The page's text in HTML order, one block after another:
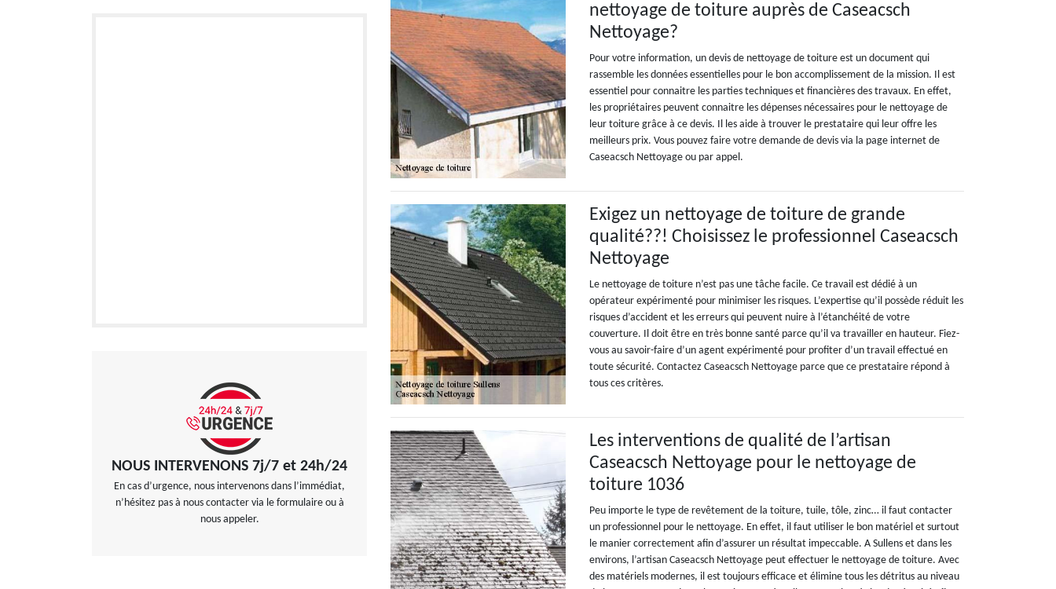
NOUS INTERVENONS 7j/7 et 24h/24
En cas d’urgence, nous intervenons dans l’immédiat,
n’hésitez pas à nous contacter via le formulaire ou à
nous appeler.
nettoyage de toiture auprès de Caseacsch
Nettoyage?
Pour votre information, un devis de nettoyage de toiture est un document qui
rassemble les données essentielles pour le bon accomplissement de la mission. Il est
essentiel pour connaitre les parties techniques et financières des travaux. En effet,
les propriétaires peuvent connaitre les dépenses nécessaires pour le nettoyage de
leur toiture grâce à ce devis. Il les aide à trouver le prestataire qui leur offre les
meilleurs prix. Vous pouvez faire votre demande de devis via la page internet de
Caseacsch Nettoyage ou par appel.
Exigez un nettoyage de toiture de grande
qualité??! Choisissez le professionnel Caseacsch
Nettoyage
Le nettoyage de toiture n’est pas une tâche facile. Ce travail est dédié à un
opérateur expérimenté pour minimiser les risques. L’expertise qu’il possède réduit les
risques d’accident et les erreurs qui peuvent nuire à l’étanchéité de votre
couverture. Il doit être en très bonne santé parce qu’il va travailler en hauteur. Fiez-
vous au savoir-faire d’un agent expérimenté pour profiter d’un travail effectué en
toute sécurité. Contactez Caseacsch Nettoyage parce que ce prestataire répond à
tous ces critères.
Les interventions de qualité de l’artisan
Caseacsch Nettoyage pour le nettoyage de
toiture 1036
Peu importe le type de revêtement de la toiture, tuile, tôle, zinc… il faut contacter
un professionnel pour le nettoyage. En effet, il faut utiliser le bon matériel et surtout
le manier correctement afin d’assurer un résultat impeccable. A Sullens et dans les
environs, l’artisan Caseacsch Nettoyage peut effectuer le nettoyage de toiture. Avec
des matériels modernes, il est toujours efficace et élimine tous les détritus au niveau